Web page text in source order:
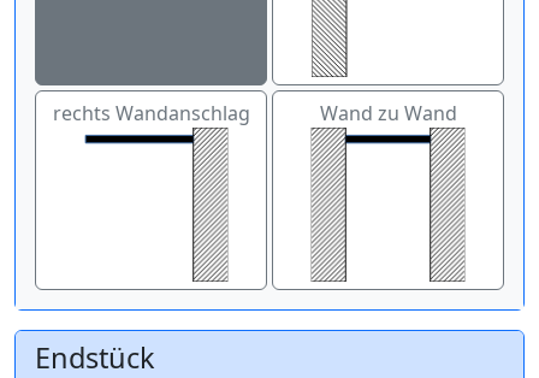
rechts Wandanschlag Wand zu Wand
Endstück